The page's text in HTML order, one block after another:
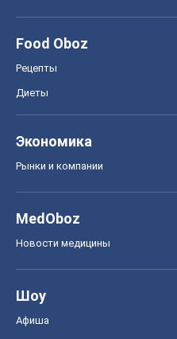
Food Oboz
Рецепты
Диеты
Экономика
Рынки и компании
MedOboz
Новости медицины
Шоу
Афиша